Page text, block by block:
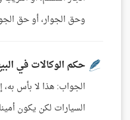
وحق الجوار، أو حق
حكم الوكالات في
الجواب: هذا لا بأس به،
السيارات لكن يكون